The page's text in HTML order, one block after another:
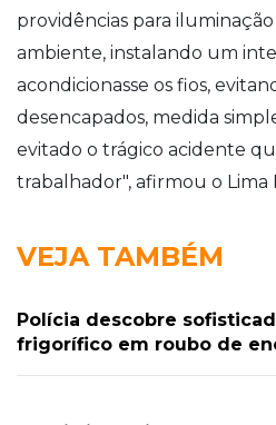
providências para
ambiente, instalando um
acondicionasse os fios,
desencapados, medida
evitado o trágico acidente
trabalhador", afirmou o Lima
VEJA TAMBÉM
Polícia descobre
frigorífico em roubo de